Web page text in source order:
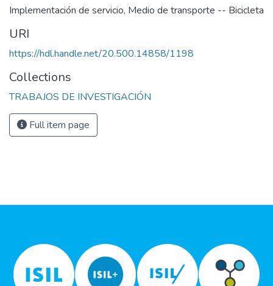
Implementación de servicio, Medio de transporte -- Bicicleta
URI
https://hdl.handle.net/20.500.14858/1198
Collections
TRABAJOS DE INVESTIGACIÓN
Full item page